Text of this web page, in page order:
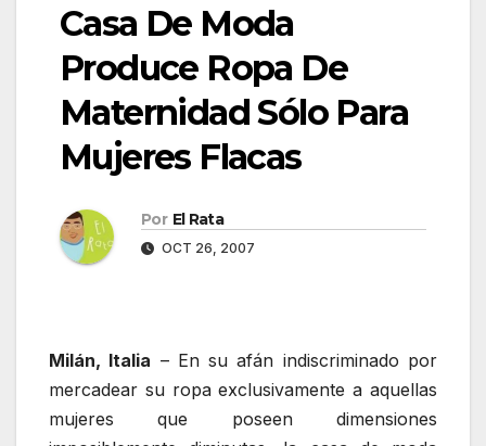
Casa De Moda
Produce Ropa De
Maternidad Sólo Para
Mujeres Flacas
Por El Rata
OCT 26, 2007
Milán, Italia – En su afán indiscriminado por
mercadear su ropa exclusivamente a aquellas
mujeres que poseen dimensiones